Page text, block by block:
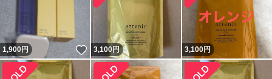
1,900円 いいね！
3,100円 3,100円